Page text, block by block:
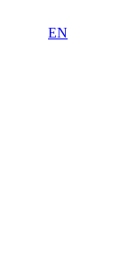
EN